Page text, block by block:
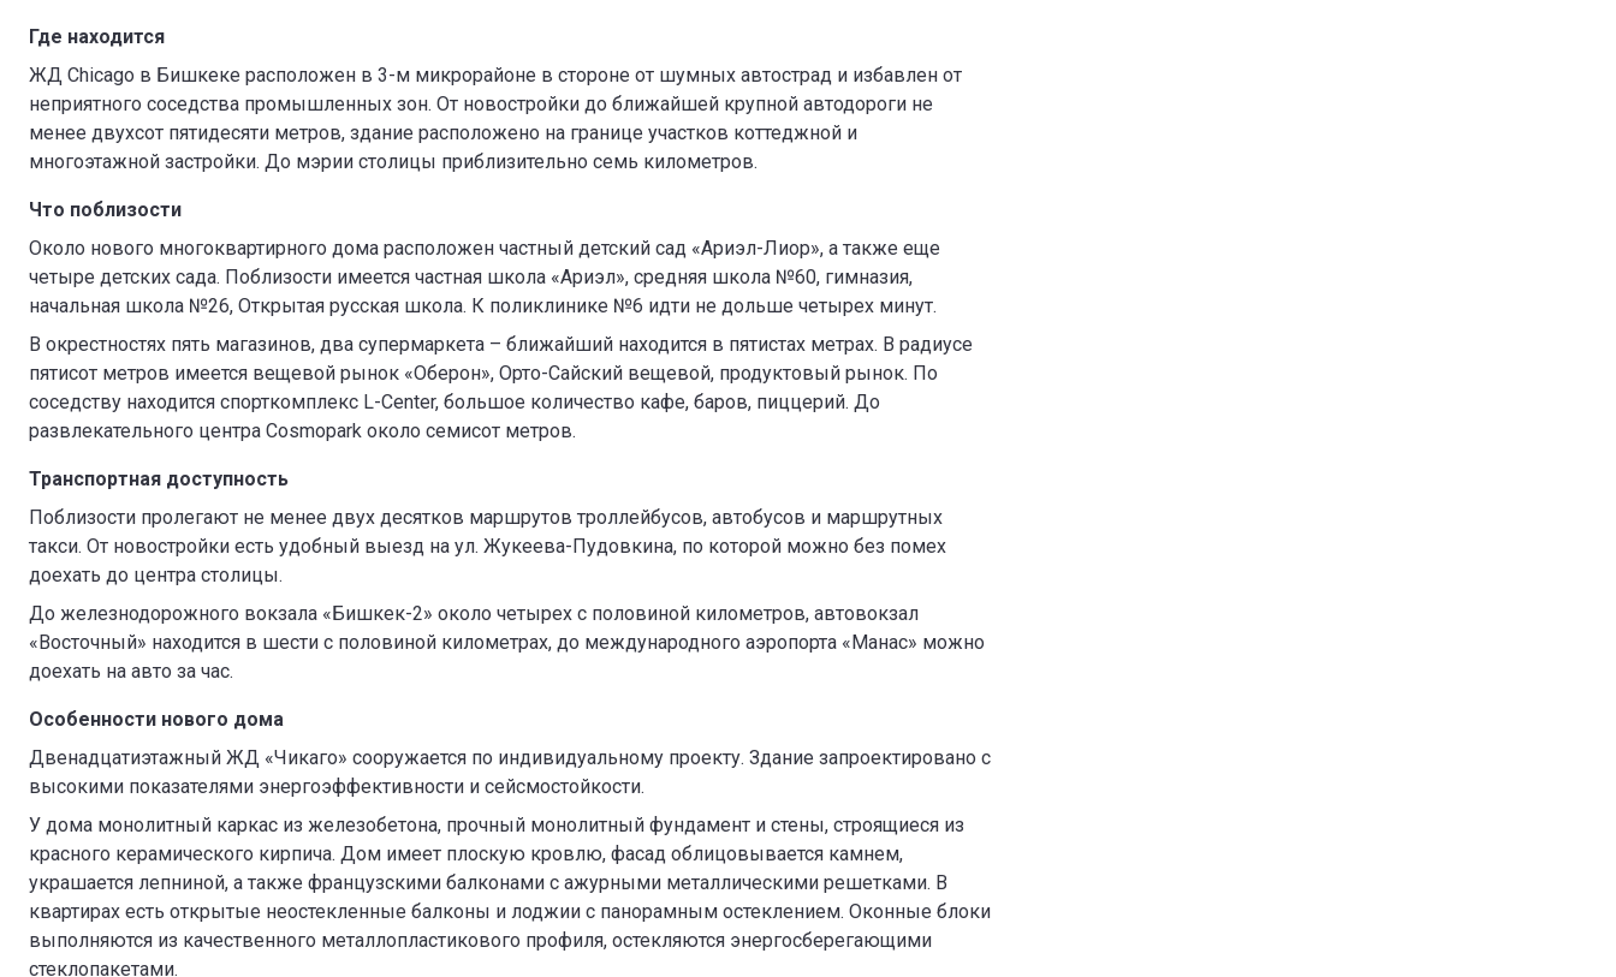
Где находится
ЖД Chicago в Бишкеке расположен в 3-м микрорайоне в стороне от шумных автострад и избавлен от
неприятного соседства промышленных зон. От новостройки до ближайшей крупной автодороги не
менее двухсот пятидесяти метров, здание расположено на границе участков коттеджной и
многоэтажной застройки. До мэрии столицы приблизительно семь километров.
Что поблизости
Около нового многоквартирного дома расположен частный детский сад «Ариэл-Лиор», а также еще
четыре детских сада. Поблизости имеется частная школа «Ариэл», средняя школа №60, гимназия,
начальная школа №26, Открытая русская школа. К поликлинике №6 идти не дольше четырех минут.
В окрестностях пять магазинов, два супермаркета – ближайший находится в пятистах метрах. В радиусе
пятисот метров имеется вещевой рынок «Оберон», Орто-Сайский вещевой, продуктовый рынок. По
соседству находится спорткомплекс L-Center, большое количество кафе, баров, пиццерий. До
развлекательного центра Cosmopark около семисот метров.
Транспортная доступность
Поблизости пролегают не менее двух десятков маршрутов троллейбусов, автобусов и маршрутных
такси. От новостройки есть удобный выезд на ул. Жукеева-Пудовкина, по которой можно без помех
доехать до центра столицы.
До железнодорожного вокзала «Бишкек-2» около четырех с половиной километров, автовокзал
«Восточный» находится в шести с половиной километрах, до международного аэропорта «Манас» можно
доехать на авто за час.
Особенности нового дома
Двенадцатиэтажный ЖД «Чикаго» сооружается по индивидуальному проекту. Здание запроектировано с
высокими показателями энергоэффективности и сейсмостойкости.
У дома монолитный каркас из железобетона, прочный монолитный фундамент и стены, строящиеся из
красного керамического кирпича. Дом имеет плоскую кровлю, фасад облицовывается камнем,
украшается лепниной, а также французскими балконами с ажурными металлическими решетками. В
квартирах есть открытые неостекленные балконы и лоджии с панорамным остеклением. Оконные блоки
выполняются из качественного металлопластикового профиля, остекляются энергосберегающими
стеклопакетами.